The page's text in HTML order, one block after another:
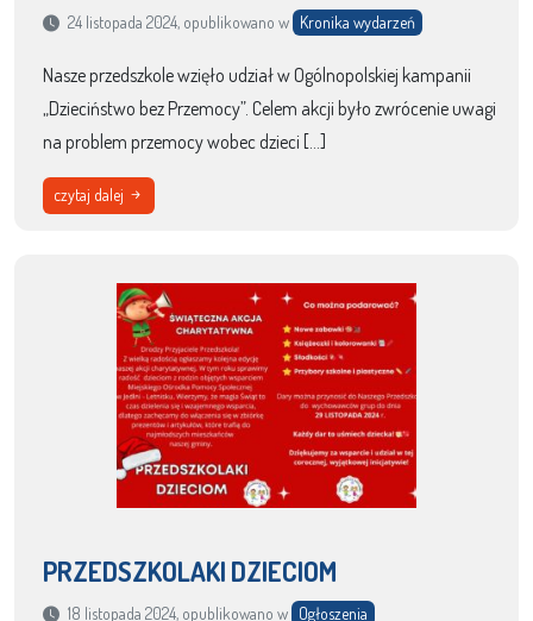
24 listopada 2024, opublikowano w Kronika wydarzeń
Nasze przedszkole wzięło udział w Ogólnopolskiej kampanii
„Dzieciństwo bez Przemocy”. Celem akcji było zwrócenie uwagi
na problem przemocy wobec dzieci […]
czytaj dalej
PRZEDSZKOLAKI DZIECIOM
18 listopada 2024, opublikowano w Ogłoszenia